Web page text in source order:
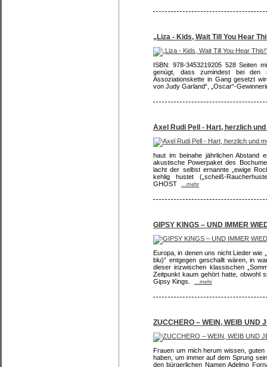
„Liza - Kids, Wait Till You Hear
ISBN: 978-3453219205 528 Seiten
genügt, dass zumindest bei den
Assoziationskette in Gang gesetzt
von Judy Garland“, „Oscar“-
Axel Rudi Pell - Hart, herzlich
haut im beinahe jährlichen Abstand
akustische Powerpaket des
lacht der selbst ernannte „ewige
kehlig hustet („scheiß-
GHOST
...mehr
GIPSY KINGS – UND IMMER
Europa, in denen uns nicht Lieder wie
blu)” entgegen geschallt wären, in
dieser inzwischen klassischen
Zeitpunkt kaum gehört hatte, obwohl
Gipsy Kings.
...mehr
ZUCCHERO – WEIN, WEIB UND
Frauen um mich herum wissen,
haben, um immer auf dem Sprung
den bürgerlichen Namen Adelmo